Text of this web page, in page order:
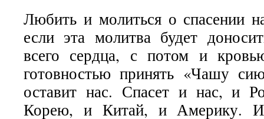
Любить и молиться о спасении
если эта молитва будет
всего сердца, с потом и
готовностью принять «Чашу
оставит нас. Спасет и нас, и
Корею, и Китай, и Америку. И